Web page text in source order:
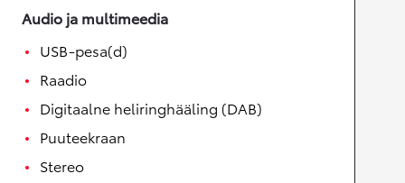
Audio ja multimeedia
USB-pesa(d)
Raadio
Digitaalne heliringhääling (DAB)
Puuteekraan
Stereo